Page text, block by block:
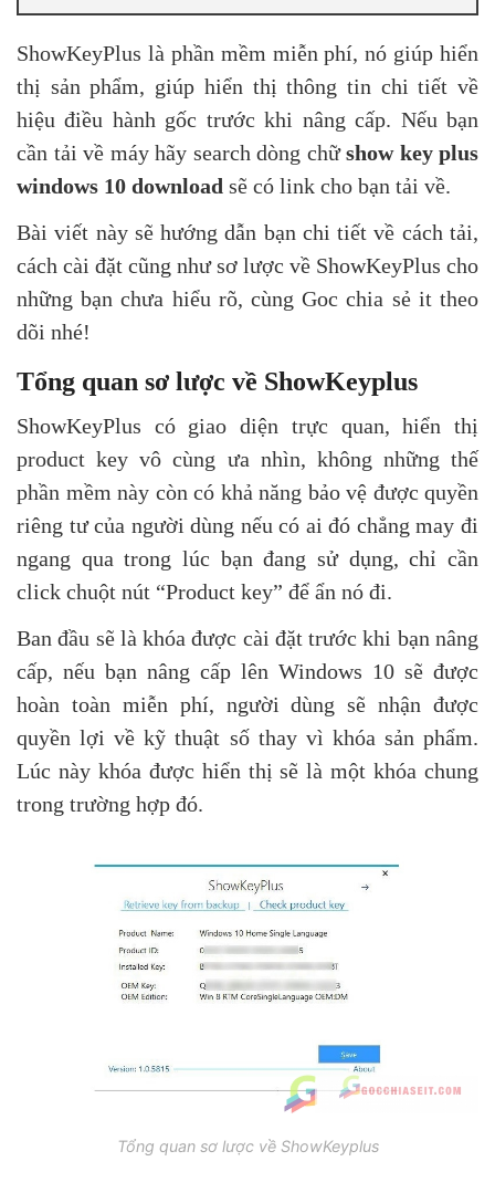
ShowKeyPlus là phần mềm miễn phí, nó giúp hiển
thị sản phẩm, giúp hiển thị thông tin chi tiết về
hiệu điều hành gốc trước khi nâng cấp. Nếu bạn
cần tải về máy hãy search dòng chữshow key plus
windows 10 download sẽ có link cho bạn tải về.
Bài viết này sẽ hướng dẫn bạn chi tiết về cách tải,
cách cài đặt cũng như sơ lược về ShowKeyPlus cho
những bạn chưa hiểu rõ, cùng Goc chia sẻ it theo
dõi nhé!
Tổng quan sơ lược về ShowKeyplus
ShowKeyPlus có giao diện trực quan, hiển thị
product key vô cùng ưa nhìn, không những thế
phần mềm này còn có khả năng bảo vệ được quyền
riêng tư của người dùng nếu có ai đó chẳng may đi
ngang qua trong lúc bạn đang sử dụng, chỉ cần
click chuột nút “Product key” để ẩn nó đi.
Ban đầu sẽ là khóa được cài đặt trước khi bạn nâng
cấp, nếu bạn nâng cấp lên Windows 10 sẽ được
hoàn toàn miễn phí, người dùng sẽ nhận được
quyền lợi về kỹ thuật số thay vì khóa sản phẩm.
Lúc này khóa được hiển thị sẽ là một khóa chung
trong trường hợp đó.
Tổng quan sơ lược về ShowKeyplus